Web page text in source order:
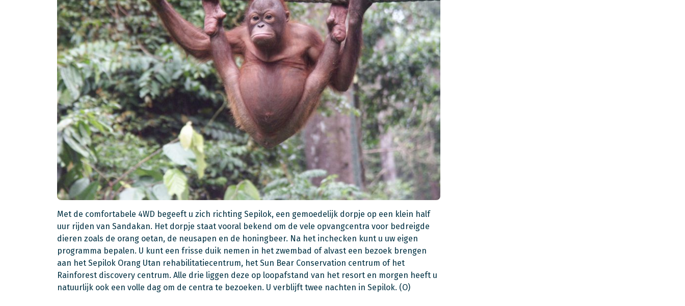
Met de comfortabele 4WD begeeft u zich richting Sepilok, een gemoedelijk dorpje op een klein half
uur rijden van Sandakan. Het dorpje staat vooral bekend om de vele opvangcentra voor bedreigde
dieren zoals de orang oetan, de neusapen en de honingbeer. Na het inchecken kunt u uw eigen
programma bepalen. U kunt een frisse duik nemen in het zwembad of alvast een bezoek brengen
aan het Sepilok Orang Utan rehabilitatiecentrum, het Sun Bear Conservation centrum of het
Rainforest discovery centrum. Alle drie liggen deze op loopafstand van het resort en morgen heeft u
natuurlijk ook een volle dag om de centra te bezoeken. U verblijft twee nachten in Sepilok. (O)